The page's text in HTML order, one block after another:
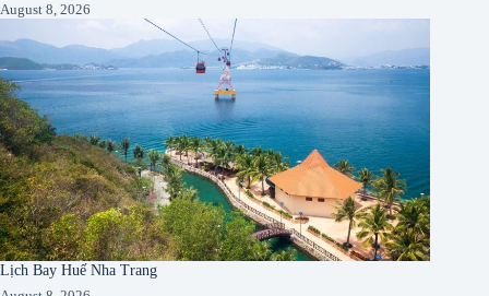
August 8, 2026
Lịch Bay Huế Nha Trang